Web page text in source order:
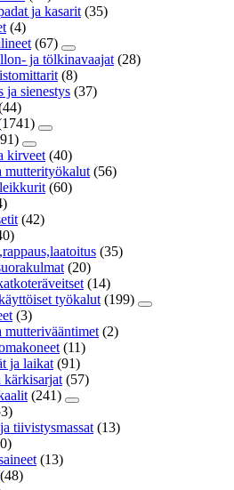
ja kasarit (35)
(4)
(67)
ja tölkinavaajat (28)
(8)
ja sienestys (37)
kirveet (40)
mutterityökalut (56)
(60)
(42)
(35)
(20)
(14)
työkalut (199)
(3)
mutterivääntimet (2)
(11)
ja laikat (91)
(57)
(241)
tiivistysmassat (13)
(13)
(48)